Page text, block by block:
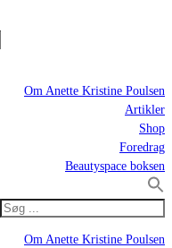
Om Anette Kristine Poulsen
Artikler
Shop
Foredrag
Beautyspace boksen
Om Anette Kristine Poulsen